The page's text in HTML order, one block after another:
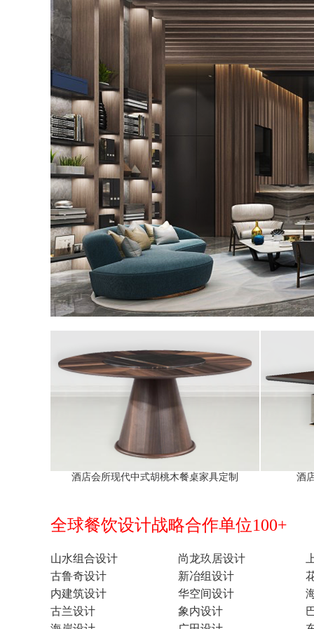
酒店会所现代中式胡桃木餐桌家具定制 酒
全球餐饮设计战略合作单位100+
山水组合设计 尚龙玖居设计
古鲁奇设计
新冶组设计
内建筑设计
华空间设计
古兰设计
象内设计